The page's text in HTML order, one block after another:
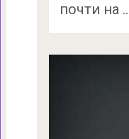
почти на